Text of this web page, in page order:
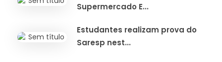
Supermercado E...
Estudantes realizam prova do
Saresp nest...